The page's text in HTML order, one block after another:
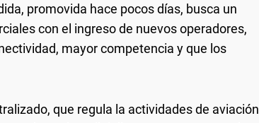
promovida hace pocos días, busca un
con el ingreso de nuevos operadores,
mayor competencia y que los
que regula la actividades de aviación